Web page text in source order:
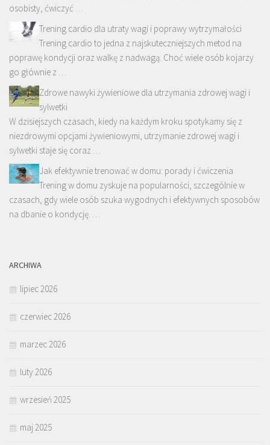
osobisty, ćwiczyć …
Trening cardio dla utraty wagi i poprawy wytrzymałości
Trening cardio to jedna z najskuteczniejszych metod na
poprawę kondycji oraz walkę z nadwagą. Choć wiele osób kojarzy
go głównie z …
Zdrowe nawyki żywieniowe dla utrzymania zdrowej wagi i
sylwetki
W dzisiejszych czasach, kiedy na każdym kroku spotykamy się z
niezdrowymi opcjami żywieniowymi, utrzymanie zdrowej wagi i
sylwetki staje się coraz …
Jak efektywnie trenować w domu: porady i ćwiczenia
Trening w domu zyskuje na popularności, szczególnie w
czasach, gdy wiele osób szuka wygodnych i efektywnych sposobów
na dbanie o kondycję. …
ARCHIWA
lipiec 2026
czerwiec 2026
marzec 2026
luty 2026
wrzesień 2025
maj 2025